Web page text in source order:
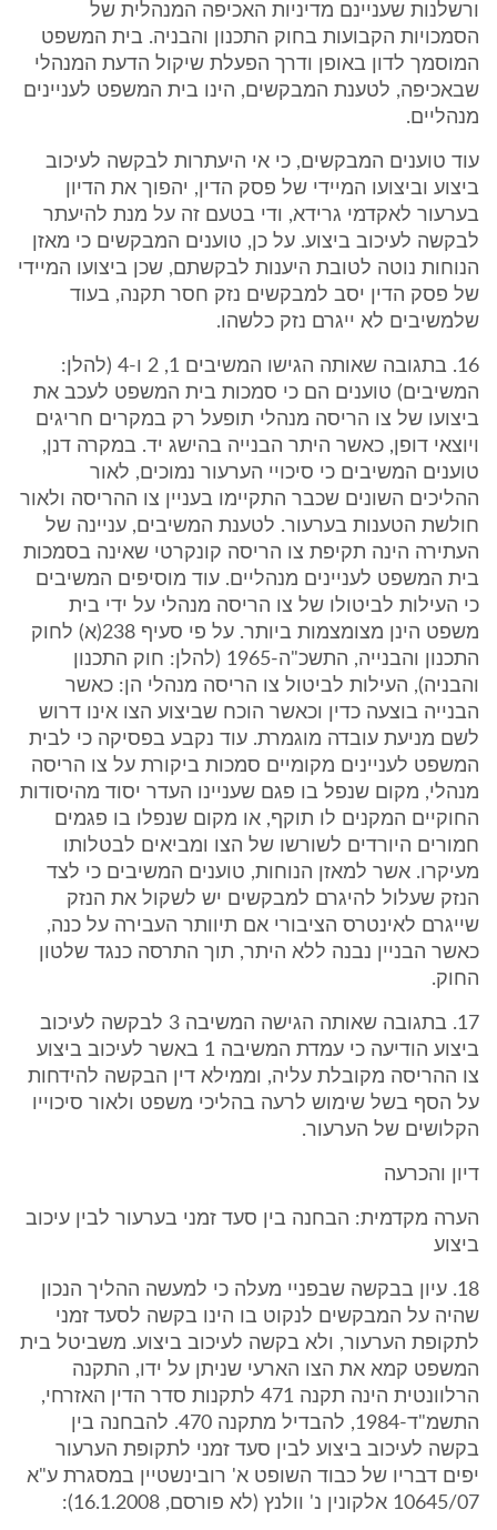
ורשלנות שעניינם מדיניות האכיפה המנהלית של
הסמכויות הקבועות בחוק התכנון והבניה. בית המשפט
המוסמך לדון באופן ודרך הפעלת שיקול הדעת המנהלי
שבאכיפה, לטענת המבקשים, הינו בית המשפט לעניינים
מנהליים.
עוד טוענים המבקשים, כי אי היעתרות לבקשה לעיכוב
ביצוע וביצועו המיידי של פסק הדין, יהפוך את הדיון
בערעור לאקדמי גרידא, ודי בטעם זה על מנת להיעתר
לבקשה לעיכוב ביצוע. על כן, טוענים המבקשים כי מאזן
הנוחות נוטה לטובת היענות לבקשתם, שכן ביצועו המיידי
של פסק הדין יסב למבקשים נזק חסר תקנה, בעוד
שלמשיבים לא ייגרם נזק כלשהו.
16. בתגובה שאותה הגישו המשיבים 1, 2 ו-4 (להלן:
המשיבים) טוענים הם כי סמכות בית המשפט לעכב את
ביצועו של צו הריסה מנהלי תופעל רק במקרים חריגים
ויוצאי דופן, כאשר היתר הבנייה בהישג יד. במקרה דנן,
טוענים המשיבים כי סיכויי הערעור נמוכים, לאור
ההליכים השונים שכבר התקיימו בעניין צו ההריסה ולאור
חולשת הטענות בערעור. לטענת המשיבים, עניינה של
העתירה הינה תקיפת צו הריסה קונקרטי שאינה בסמכות
בית המשפט לעניינים מנהליים. עוד מוסיפים המשיבים
כי העילות לביטולו של צו הריסה מנהלי על ידי בית
משפט הינן מצומצמות ביותר. על פי סעיף 238(א) לחוק
התכנון והבנייה, התשכ"ה-1965 (להלן: חוק התכנון
והבניה), העילות לביטול צו הריסה מנהלי הן: כאשר
הבנייה בוצעה כדין וכאשר הוכח שביצוע הצו אינו דרוש
לשם מניעת עובדה מוגמרת. עוד נקבע בפסיקה כי לבית
המשפט לעניינים מקומיים סמכות ביקורת על צו הריסה
מנהלי, מקום שנפל בו פגם שעניינו העדר יסוד מהיסודות
החוקיים המקנים לו תוקף, או מקום שנפלו בו פגמים
חמורים היורדים לשורשו של הצו ומביאים לבטלותו
מעיקרו. אשר למאזן הנוחות, טוענים המשיבים כי לצד
הנזק שעלול להיגרם למבקשים יש לשקול את הנזק
שייגרם לאינטרס הציבורי אם תיוותר העבירה על כנה,
כאשר הבניין נבנה ללא היתר, תוך התרסה כנגד שלטון
החוק.
17. בתגובה שאותה הגישה המשיבה 3 לבקשה לעיכוב
ביצוע הודיעה כי עמדת המשיבה 1 באשר לעיכוב ביצוע
צו ההריסה מקובלת עליה, וממילא דין הבקשה להידחות
על הסף בשל שימוש לרעה בהליכי משפט ולאור סיכוייו
הקלושים של הערעור.
דיון והכרעה
הערה מקדמית: הבחנה בין סעד זמני בערעור לבין עיכוב
ביצוע
18. עיון בבקשה שבפניי מעלה כי למעשה ההליך הנכון
שהיה על המבקשים לנקוט בו הינו בקשה לסעד זמני
לתקופת הערעור, ולא בקשה לעיכוב ביצוע. משביטל בית
המשפט קמא את הצו הארעי שניתן על ידו, התקנה
הרלוונטית הינה תקנה 471 לתקנות סדר הדין האזרחי,
התשמ"ד-1984, להבדיל מתקנה 470. להבחנה בין
בקשה לעיכוב ביצוע לבין סעד זמני לתקופת הערעור
יפים דבריו של כבוד השופט א' רובינשטיין במסגרת ע"א
10645/07 אלקונין נ' וולנץ (לא פורסם, 16.1.2008):